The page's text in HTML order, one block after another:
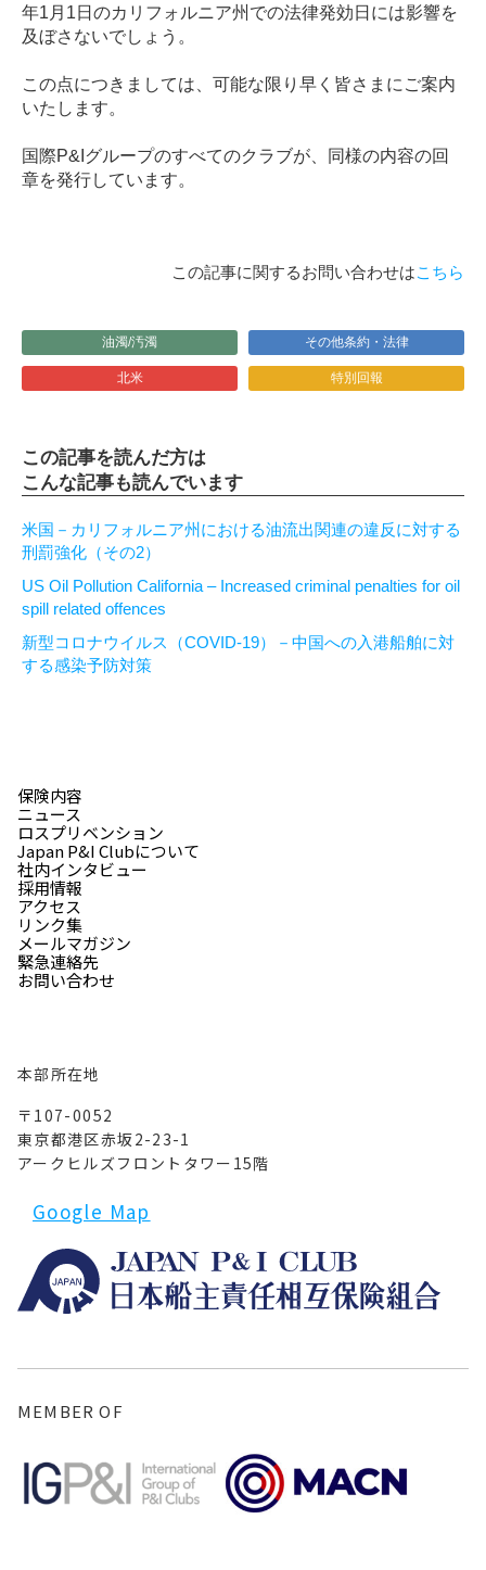
年1 月 1 日のカリフォルニア州での法律発効日には影響を
及ぼさないでしょう。
この点につきましては、可能な限り早く皆さまにご案内
いたします。
国際P&I グループのすべてのクラブが、同様の内容の回
章を発行しています。
この記事に関するお問い合わせはこちら
油濁/汚濁 その他条約・法律
北米 特別回報
この記事を読んだ方は
こんな記事も読んでいます
米国－カリフォルニア州における油流出関連の違反に対する
刑罰強化（その2）
US Oil Pollution California – Increased criminal penalties for oil
spill related offences
新型コロナウイルス（COVID-19）－中国への入港船舶に対
する感染予防対策
本部所在地
〒107-0052
東京都港区赤坂2-23-1
アークヒルズフロントタワー15階
Google Map
保険内容
社内インタビュー
緊急連絡先
ニュース
採用情報
リンク集
ロスプリベンション
アクセス
メールマガジン
Japan P&I Clubについて
お問い合わせ
MEMBER OF